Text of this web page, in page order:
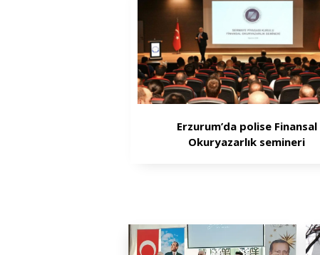
Erzurum’da polise Finansal
Okuryazarlık semineri